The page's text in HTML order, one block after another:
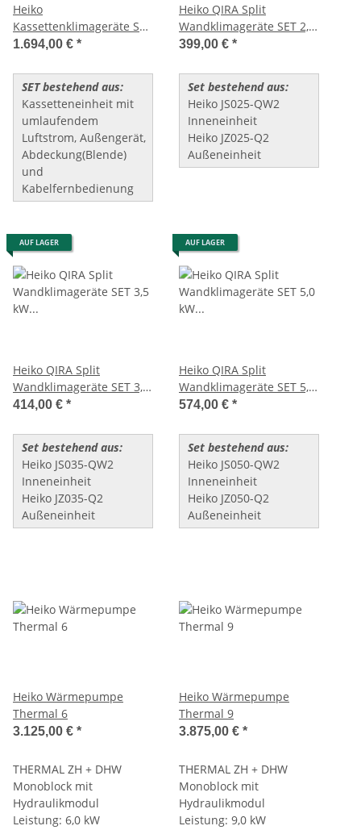
Heiko
Kassettenklimageräte Set
10,0 kW mit
1.694,00 € *
SET bestehend aus:
Kassetteneinheit mit
umlaufendem
Luftstrom, Außengerät,
Abdeckung(Blende)
und
Kabelfernbedienung
Heiko QIRA Split
Wandklimageräte SET 2,5
kW (JS025-QW2/JZ025-Q2)
399,00 € *
Set bestehend aus:
Heiko JS025-QW2
Inneneinheit
Heiko JZ025-Q2
Außeneinheit
AUF LAGER
Heiko QIRA Split
Wandklimageräte SET 3,5
kW (JS035-QW2/JZ035-Q2)
414,00 € *
Set bestehend aus:
Heiko JS035-QW2
Inneneinheit
Heiko JZ035-Q2
Außeneinheit
AUF LAGER
Heiko QIRA Split
Wandklimageräte SET 5,0
kW (JS050-QW2/JZ050-Q2)
574,00 € *
Set bestehend aus:
Heiko JS050-QW2
Inneneinheit
Heiko JZ050-Q2
Außeneinheit
Heiko Wärmepumpe
Thermal 6
3.125,00 € *
THERMAL ZH + DHW
Monoblock mit
Hydraulikmodul
Leistung: 6,0 kW
Heiko Wärmepumpe
Thermal 9
3.875,00 € *
THERMAL ZH + DHW
Monoblock mit
Hydraulikmodul
Leistung: 9,0 kW